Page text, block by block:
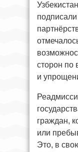
сторон по
и
граждан,
или
Это, в